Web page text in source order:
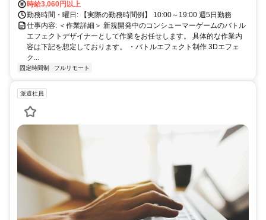
時給3,060円以上
勤務時間・曜日: 【実際の勤務時間例】 10:00～19:00 週5日勤務
仕事内容: ＜作業詳細＞ 新規開発中のコンシューマーゲームのバトル
エフェクトデザイナーとして作業をお任せします。 具体的な作業内
容は下記を想定しております。 ・バトルエフェクト制作 3Dエフェ
ク...
固定時間制 フルリモート
派遣社員